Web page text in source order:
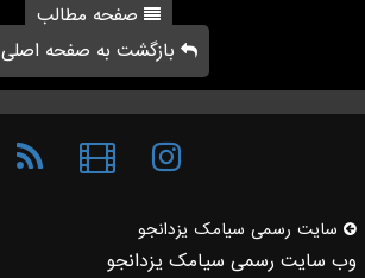
صفحه مطالب
بازگشت به صفحه اصلی
سایت رسمی سیامك یزدانجو
وب سایت رسمی سیامک یزدانجو